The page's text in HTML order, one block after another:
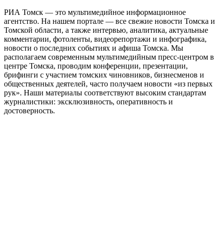
РИА Томск — это мультимедийное информационное
агентство. На нашем портале — все свежие новости Томска и
Томской области, а также интервью, аналитика, актуальные
комментарии, фотоленты, видеорепортажи и инфографика,
новости о последних событиях и афиша Томска. Мы
располагаем современным мультимедийным пресс-центром в
центре Томска, проводим конференции, презентации,
брифинги с участием томских чиновников, бизнесменов и
общественных деятелей, часто получаем новости «из первых
рук». Наши материалы соответствуют высоким стандартам
журналистики: эксклюзивность, оперативность и
достоверность.